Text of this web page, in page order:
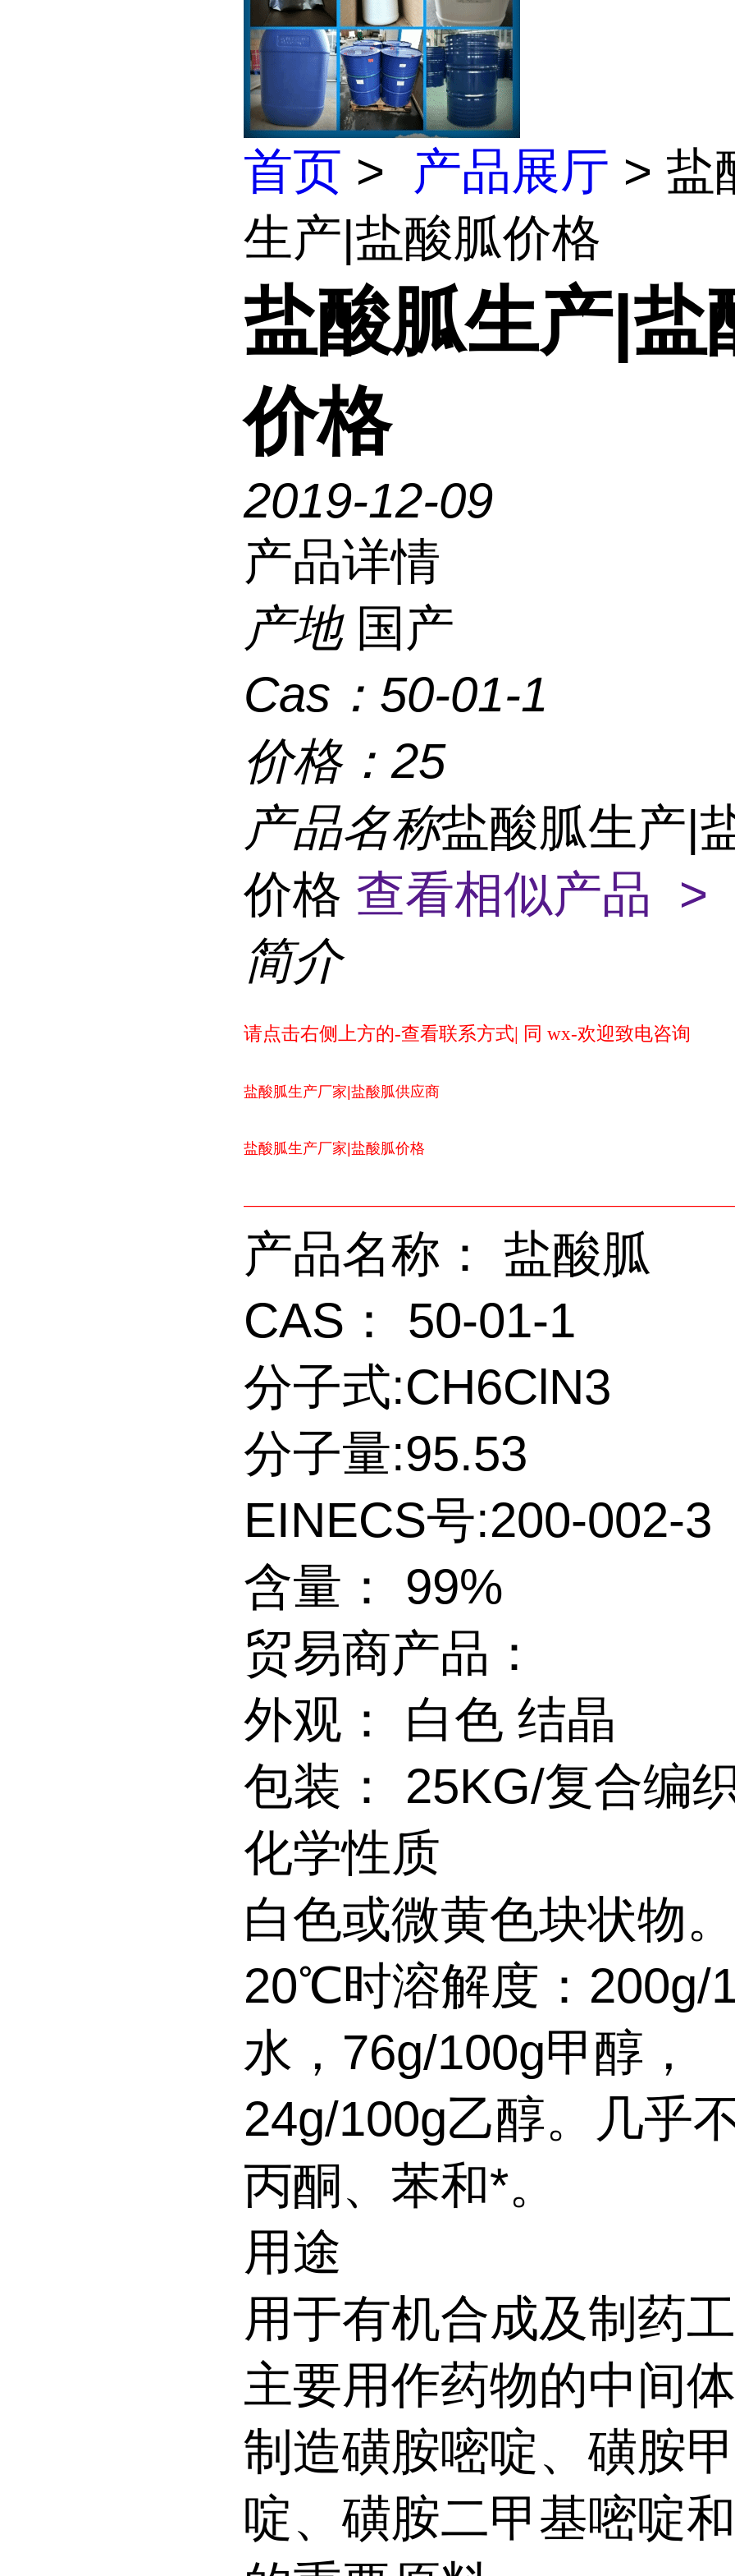
首页 > 产品展厅 > 盐
生产|盐酸胍价格
盐酸胍生产|盐
价格
2019-12-09
产品详情
产地 国产
Cas： 50-01-1
价格： 25
产品名称盐酸胍生产|
价格 查看相似产品 >
简介
请点击右侧上方的-查看联系方式| 同 wx-欢迎致电咨询
盐酸胍生产厂家|盐酸胍供应商
盐酸胍生产厂家|盐酸胍价格
产品名称： 盐酸胍
CAS： 50-01-1
分子式:CH6ClN3
分子量:95.53
EINECS号:200-002-3
含量： 99%
贸易商产品：
外观： 白色 结晶
包装： 25KG/复合编
化学性质
白色或微黄色块状物
20℃时溶解度：200g/
水，76g/100g甲醇，
24g/100g乙醇。几乎
丙酮、苯和*。
用途
用于有机合成及制药
主要用作药物的中间
制造磺胺嘧啶、磺胺
啶、磺胺二甲基嘧啶